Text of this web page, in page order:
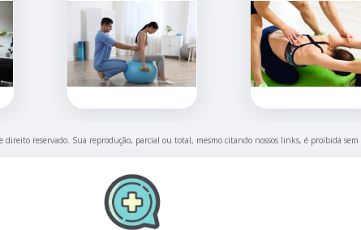
direito reservado. Sua reprodução, parcial ou total, mesmo citando nossos links, é proibida